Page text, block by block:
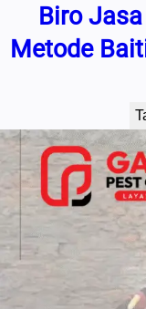
Biro
Metode